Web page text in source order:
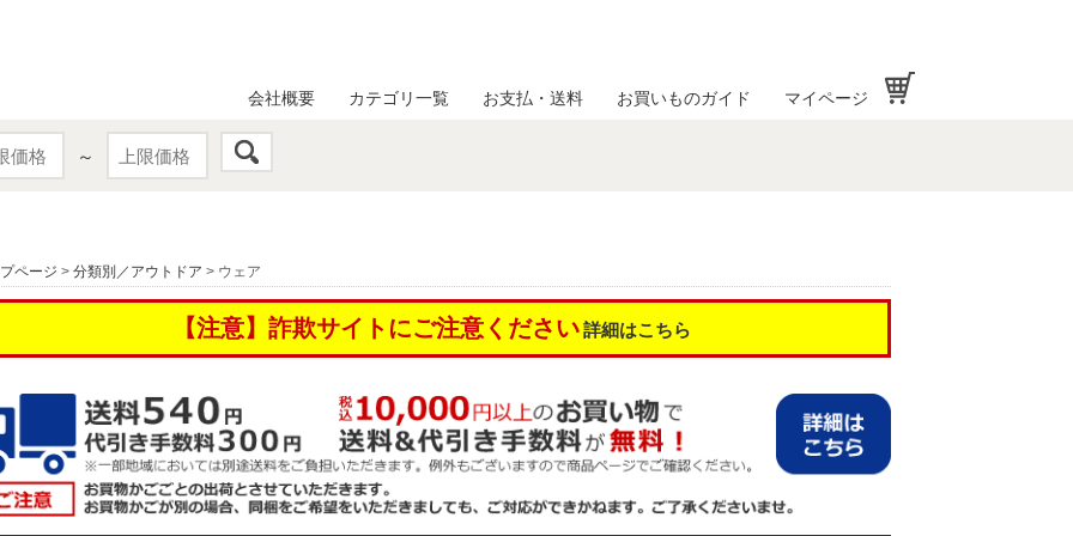
～
会社概要 カテゴリ一覧 お支払・送料 お買いものガイド マイページ
ページ > 分類別／アウトドア > ウェア
【注意】詐欺サイトにご注意ください 詳細はこちら